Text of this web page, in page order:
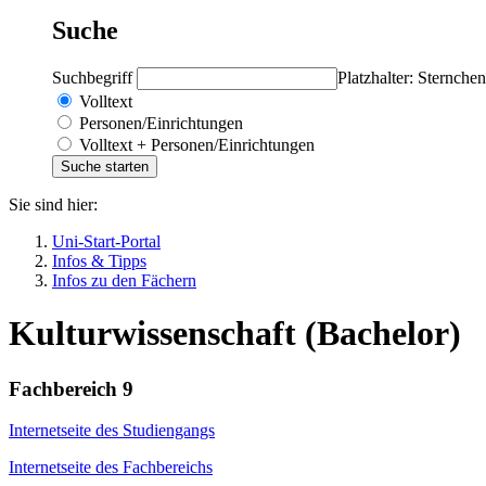
Suche
Suchbegriff
Platzhalter:
Volltext
Personen/Einrichtungen
Volltext + Personen/Einrichtungen
Sie sind hier:
Uni-Start-Portal
Infos & Tipps
Infos zu den Fächern
Kulturwissenschaft (Bachelor)
Fachbereich 9
Internetseite des Studiengangs
Internetseite des Fachbereichs